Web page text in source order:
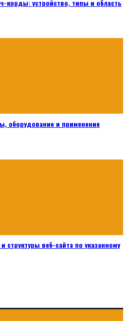
корды: устройство, типы и область
оборудование и применение
структуры веб-сайта по указанному